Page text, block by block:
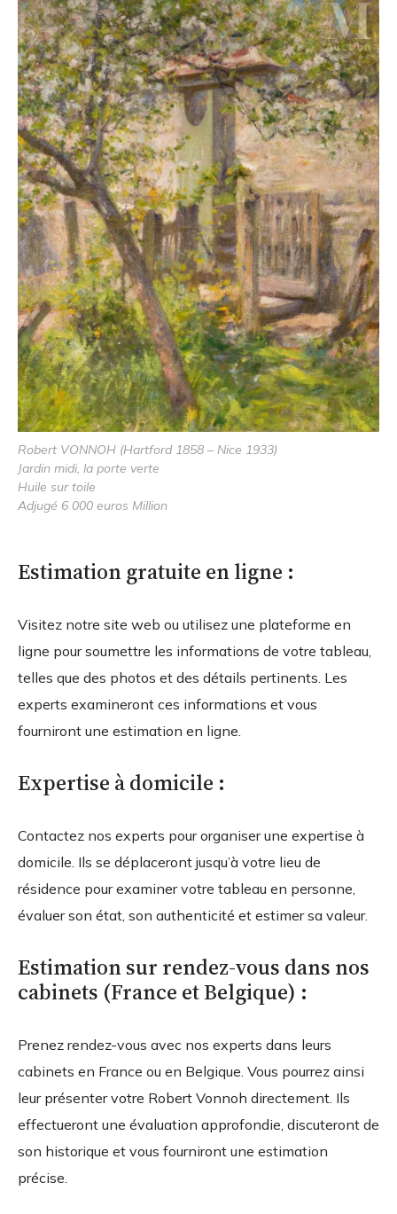
Robert VONNOH (Hartford 1858 – Nice 1933)
Jardin midi, la porte verte
Huile sur toile
Adjugé 6 000 euros Million
Estimation gratuite en ligne :
Visitez notre site web ou utilisez une plateforme en
ligne pour soumettre les informations de votre tableau,
telles que des photos et des détails pertinents. Les
experts examineront ces informations et vous
fourniront une estimation en ligne.
Expertise à domicile :
Contactez nos experts pour organiser une expertise à
domicile. Ils se déplaceront jusqu’à votre lieu de
résidence pour examiner votre tableau en personne,
évaluer son état, son authenticité et estimer sa valeur.
Estimation sur rendez-vous dans nos
cabinets (France et Belgique) :
Prenez rendez-vous avec nos experts dans leurs
cabinets en France ou en Belgique. Vous pourrez ainsi
leur présenter votre Robert Vonnoh directement. Ils
effectueront une évaluation approfondie, discuteront de
son historique et vous fourniront une estimation
précise.